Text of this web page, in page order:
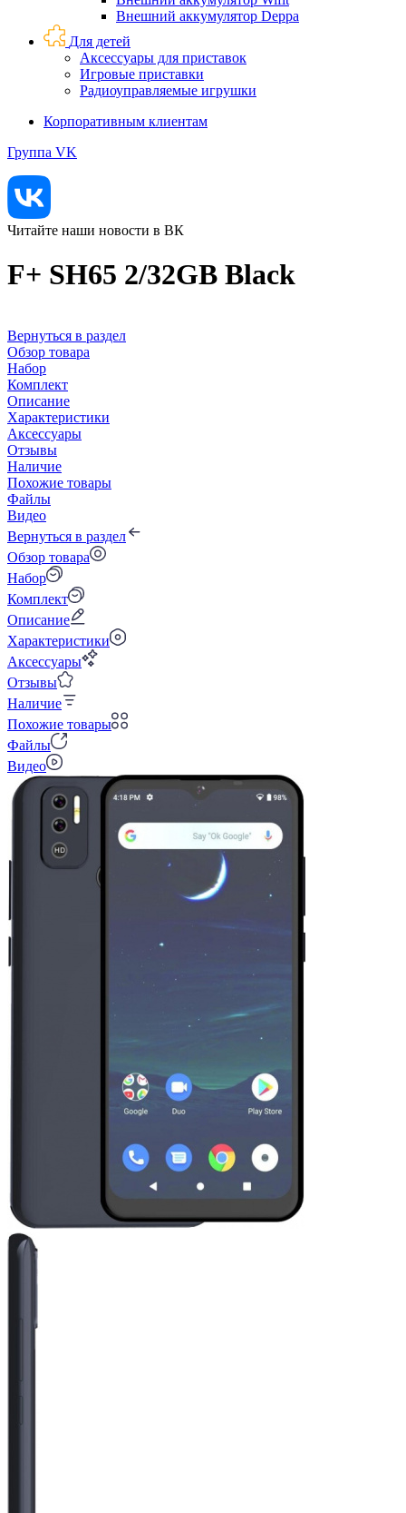
Внешний аккумулятор Deppa
Для детей
Аксессуары для приставок
Игровые приставки
Радиоуправляемые игрушки
Корпоративным клиентам
Группа VK
Читайте наши новости в ВК
F+ SH65 2/32GB Black
Вернуться в раздел
Обзор товара
Набор
Комплект
Описание
Характеристики
Аксессуары
Отзывы
Наличие
Похожие товары
Файлы
Видео
Вернуться в раздел
Обзор товара
Набор
Комплект
Описание
Характеристики
Аксессуары
Отзывы
Наличие
Похожие товары
Файлы
Видео